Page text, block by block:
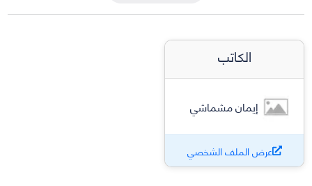
الكاتب
إيمان مشماشي
عرض الملف الشخصي